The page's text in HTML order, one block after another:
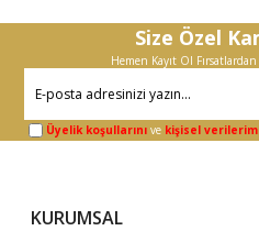
Size Özel
Hemen Kayıt Ol
Üyelik koşullarını ve kişisel
KURUMSAL